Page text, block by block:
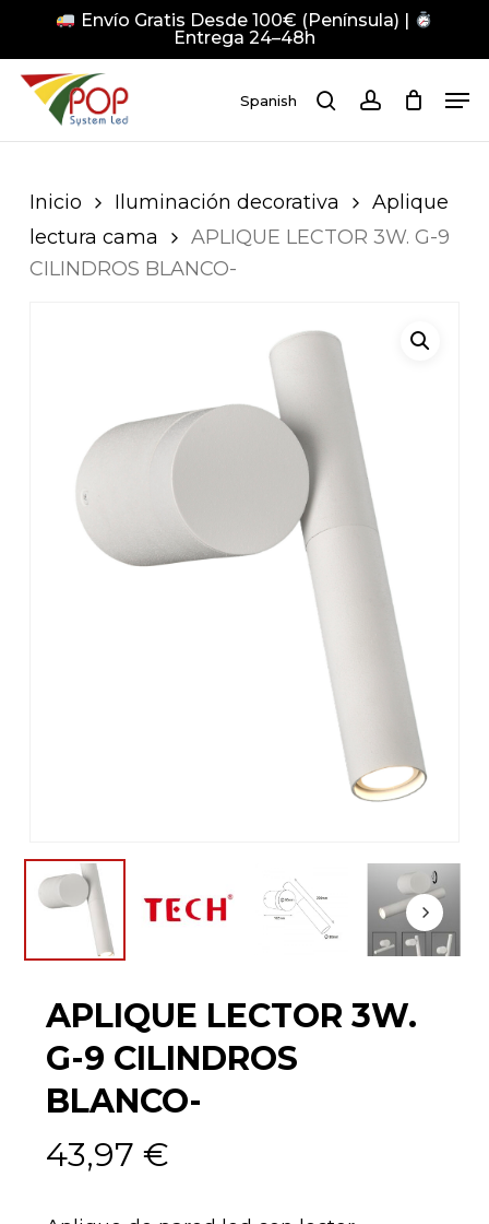
main
content
Envío Gratis Desde 100€ (Península) |
Entrega 24–48h
Spanish searchaccount
Inicio Iluminación decorativa
Aplique
lectura cama
APLIQUE LECTOR 3W. G-9
CILINDROS BLANCO-
APLIQUE LECTOR 3W.
G-9 CILINDROS
BLANCO-
43,97 €
Close
Menu